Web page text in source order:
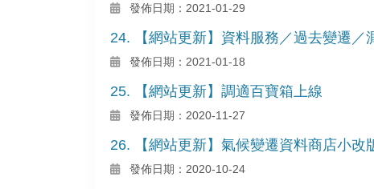
發佈日期：2021-01-29
24. 【網站更新】資料服務／過去變遷／
發佈日期：2021-01-18
25. 【網站更新】調適百寶箱上線
發佈日期：2020-11-27
26. 【網站更新】氣候變遷資料商店小改
發佈日期：2020-10-24